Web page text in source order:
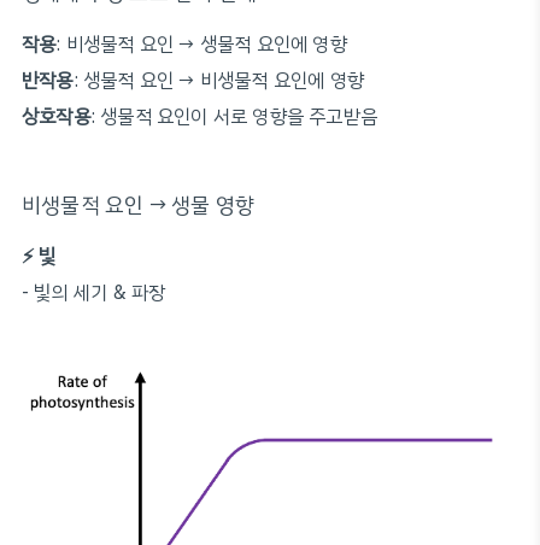
작용: 비생물적 요인 → 생물적 요인에 영향
반작용: 생물적 요인 → 비생물적 요인에 영향
상호작용: 생물적 요인이 서로 영향을 주고받음
비생물적 요인 → 생물 영향
⚡️ 빛
- 빛의 세기 & 파장